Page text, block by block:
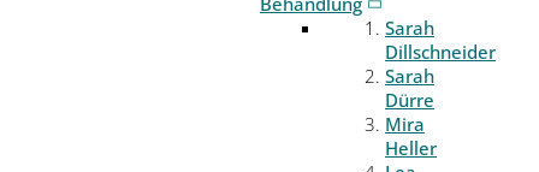
Sarah
Dillschneider
Sarah
Dürre
Mira
Heller